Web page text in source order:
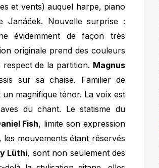
et vents) auquel harpe, piano
Janáček. Nouvelle surprise :
évidemment de façon très
originale prend des couleurs
de la partition. Magnus
sur sa chaise. Familier de
magnifique ténor. La voix est
du chant. Le statisme du
Fish, limite son expression
mouvements étant réservés
Lüthi, sont non seulement des